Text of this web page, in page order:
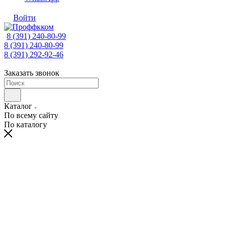
Войти
8 (391) 240-80-99
8 (391) 240-80-99
8 (391) 292-92-46
Заказать звонок
Каталог
По всему сайту
По каталогу